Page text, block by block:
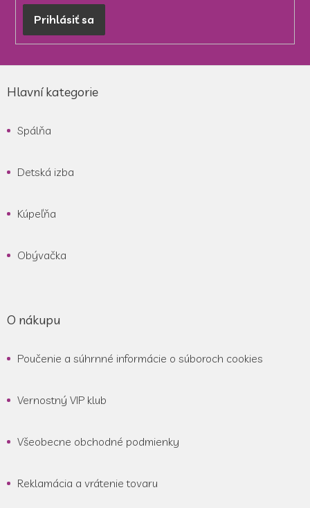
Prihlásiť sa
Hlavní kategorie
Spálňa
Detská izba
Kúpeľňa
Obývačka
O nákupu
Poučenie a súhrnné informácie o súboroch cookies
Vernostný VIP klub
Všeobecne obchodné podmienky
Reklamácia a vrátenie tovaru